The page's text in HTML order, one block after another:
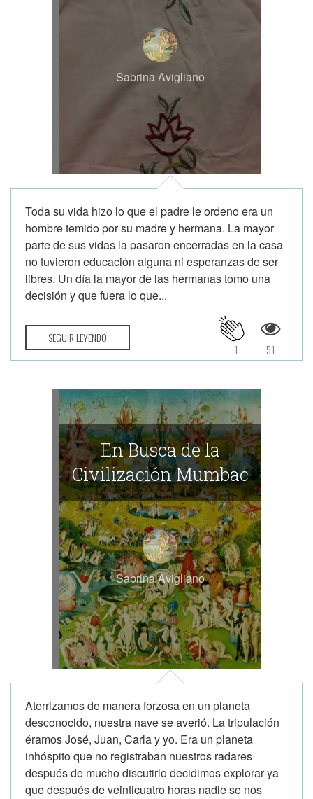
Sabrina Avigliano
Toda su vida hizo lo que el padre le ordeno era un
hombre temido por su madre y hermana. La mayor
parte de sus vidas la pasaron encerradas en la casa
no tuvieron educación alguna ni esperanzas de ser
libres. Un día la mayor de las hermanas tomo una
decisión y que fuera lo que...
SEGUIR LEYENDO
51
1
En Busca de la
Civilización Mumbac
Sabrina Avigliano
Aterrizamos de manera forzosa en un planeta
desconocido, nuestra nave se averió. La tripulación
éramos José, Juan, Carla y yo. Era un planeta
inhóspito que no registraban nuestros radares
después de mucho discutirlo decidimos explorar ya
que después de veinticuatro horas nadie se nos